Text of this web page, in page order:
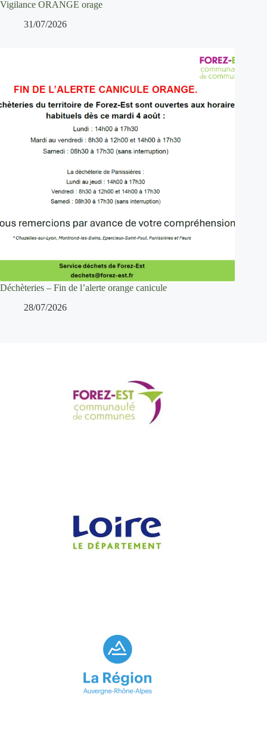
Vigilance ORANGE orage
31/07/2026
Déchèteries – Fin de l’alerte orange canicule
28/07/2026